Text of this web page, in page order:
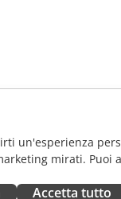
un'esperienza
mirati. Puoi
Accetta tutto